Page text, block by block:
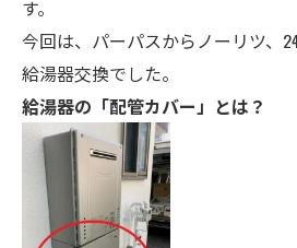
す。
今回は、パーパスからノーリツ、
給湯器交換でした。
給湯器の「配管カバー」とは？